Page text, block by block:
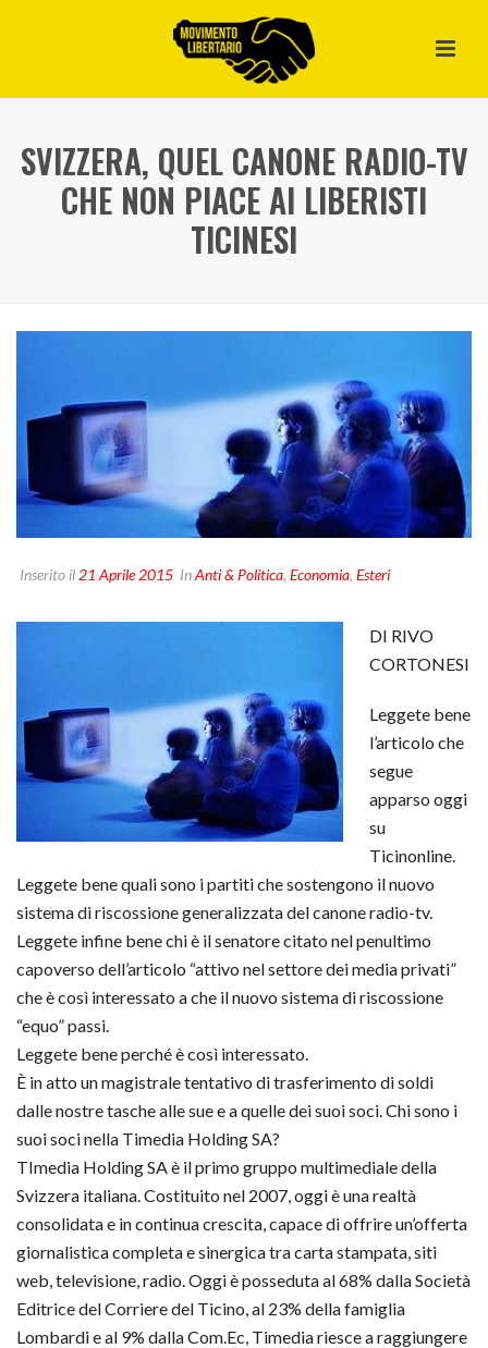
SVIZZERA, QUEL CANONE RADIO-TV
CHE NON PIACE AI LIBERISTI
TICINESI
Inserito il 21 Aprile 2015 InAnti & Politica, Economia, Esteri
DI RIVO
CORTONESI
Leggete bene
l’articolo che
segue
apparso oggi
su
Ticinonline.
Leggete bene quali sono i partiti che sostengono il nuovo
sistema di riscossione generalizzata del canone radio-tv.
Leggete infine bene chi è il senatore citato nel penultimo
capoverso dell’articolo “attivo nel settore dei media privati”
che è così interessato a che il nuovo sistema di riscossione
“equo” passi.
Leggete bene perché è così interessato.
È in atto un magistrale tentativo di trasferimento di soldi
dalle nostre tasche alle sue e a quelle dei suoi soci. Chi sono i
suoi soci nella Timedia Holding SA?
TImedia Holding SA è il primo gruppo multimediale della
Svizzera italiana. Costituito nel 2007, oggi è una realtà
consolidata e in continua crescita, capace di offrire un’offerta
giornalistica completa e sinergica tra carta stampata, siti
web, televisione, radio. Oggi è posseduta al 68% dalla Società
Editrice del Corriere del Ticino, al 23% della famiglia
Lombardi e al 9% dalla Com.Ec, Timedia riesce a raggiungere